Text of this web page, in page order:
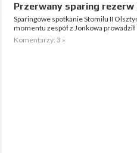
Przerwany sparing rezerw
Sparingowe spotkanie Stomilu II
momentu zespół z Jonkowa prowadził
Komentarzy: 3 »